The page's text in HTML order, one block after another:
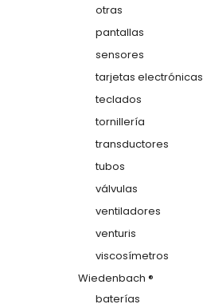
otras
pantallas
sensores
tarjetas electrónicas
teclados
tornillería
transductores
tubos
válvulas
ventiladores
venturis
viscosímetros
Wiedenbach ®
baterías